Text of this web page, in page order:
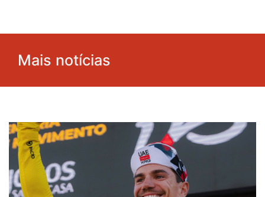
Mais notícias